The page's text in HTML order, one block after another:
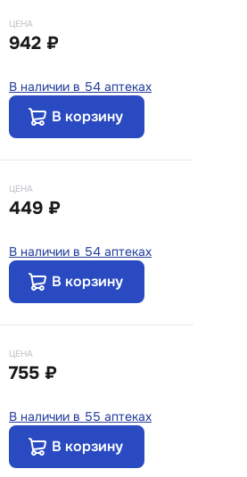
ЦЕНА
942 ₽
В наличии в 54 аптеках
В корзину
ЦЕНА
449 ₽
В наличии в 54 аптеках
В корзину
ЦЕНА
755 ₽
В наличии в 55 аптеках
В корзину